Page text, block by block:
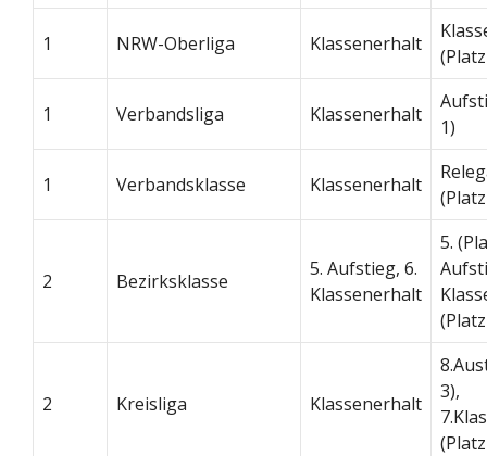
1 NRW-Oberliga Klassenerhalt
1 Verbandsliga Klassenerhalt
1)
1 Verbandsklasse Klassenerhalt
2 Bezirksklasse
5. Aufstieg, 6.
Klassenerhalt
5.
2 Kreisliga Klassenerhalt
3),